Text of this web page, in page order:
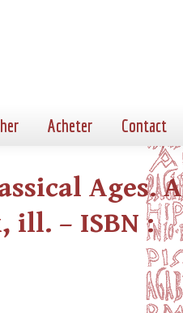
Acheter Contact
Ages. A
ill. – ISBN :